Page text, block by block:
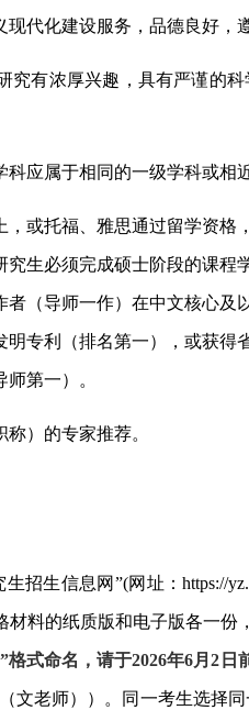
代化建设服务，品德良好，
究有浓厚兴趣，具有严谨的
应属于相同的一级学科或相
，或托福、雅思通过留学资格
生必须完成硕士阶段的课程
（导师一作） 在中文核心及
明专利 （排名第一） ， 或获得
第一） 。
）的专家推荐。
生招生信息网”(网址：https://
材料的纸质版和电子版各一份 ，
”格式命名 ， 请于2026年6月2 日
文老师）） 。同一考生选择